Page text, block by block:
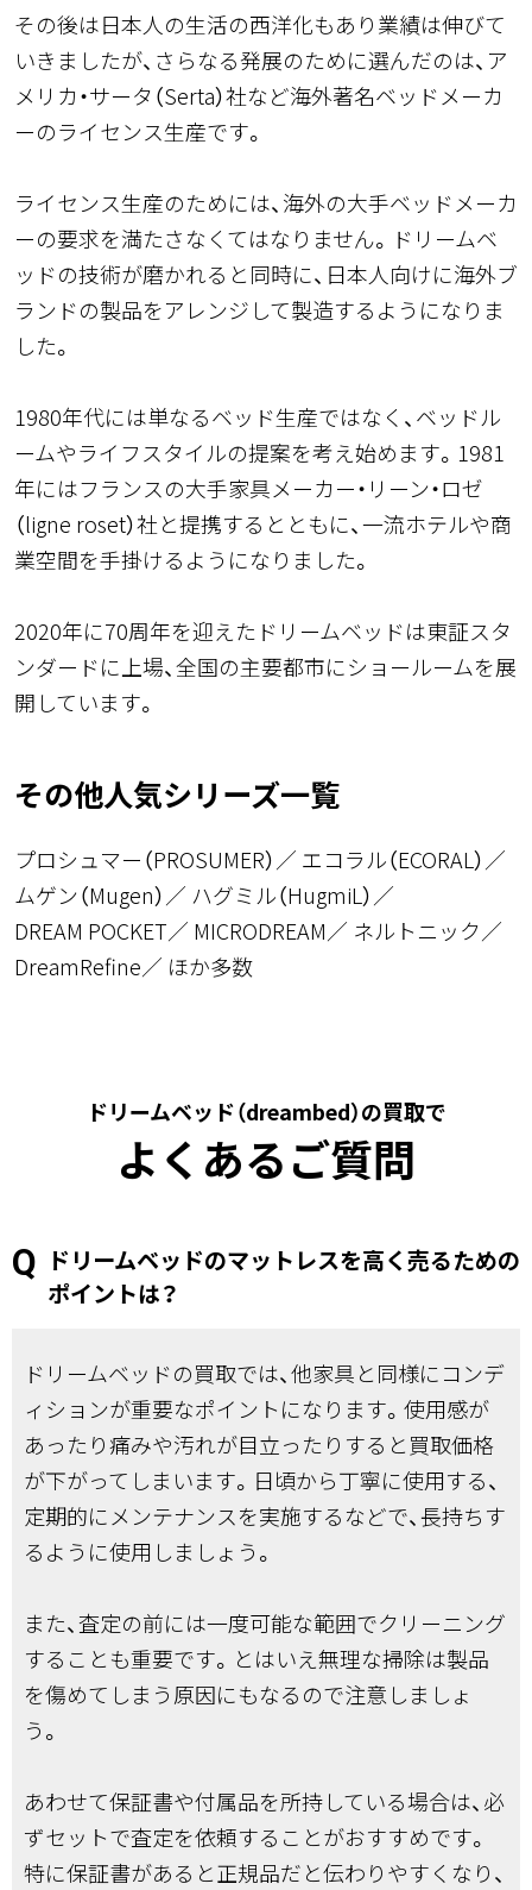
その後は日本人の生活の西洋化もあり業績は伸びて
いきましたが、さらなる発展のために選んだのは、ア
メリカ・サータ（Serta）社など海外著名ベッドメーカ
ーのライセンス生産です。
ライセンス生産のためには、海外の大手ベッドメーカ
ーの要求を満たさなくてはなりません。ドリームベ
ッドの技術が磨かれると同時に、日本人向けに海外ブ
ランドの製品をアレンジして製造するようになりま
した。
1980年代には単なるベッド生産ではなく、ベッドル
ームやライフスタイルの提案を考え始めます。1981
年にはフランスの大手家具メーカー・リーン・ロゼ
（ligne roset）社と提携するとともに、一流ホテルや商
業空間を手掛けるようになりました。
2020年に70周年を迎えたドリームベッドは東証スタ
ンダードに上場、全国の主要都市にショールームを展
開しています。
その他人気シリーズ一覧
プロシュマー（PROSUMER）
エコラル（ECORAL）
ムゲン（Mugen）
ハグミル（HugmiL）
DREAM POCKET
MICRODREAM
ネルトニック
DreamRefine
ほか多数
ドリームベッド（dreambed）の買取で
よくあるご質問
ドリームベッドのマットレスを高く売るための
ポイントは？
ドリームベッドの買取では、他家具と同様にコンデ
ィションが重要なポイントになります。使用感が
あったり痛みや汚れが目立ったりすると買取価格
が下がってしまいます。日頃から丁寧に使用する、
定期的にメンテナンスを実施するなどで、長持ちす
るように使用しましょう。
また、査定の前には一度可能な範囲でクリーニング
することも重要です。とはいえ無理な掃除は製品
を傷めてしまう原因にもなるので注意しましょ
う。
あわせて保証書や付属品を所持している場合は、必
ずセットで査定を依頼することがおすすめです。
特に保証書があると正規品だと伝わりやすくなり、